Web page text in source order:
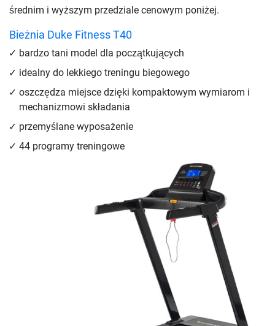
średnim i wyższym przedziale cenowym poniżej.
Bieżnia Duke Fitness T40
bardzo tani model dla początkujących
idealny do lekkiego treningu biegowego
oszczędza miejsce dzięki kompaktowym wymiarom i
mechanizmowi składania
przemyślane wyposażenie
44 programy treningowe